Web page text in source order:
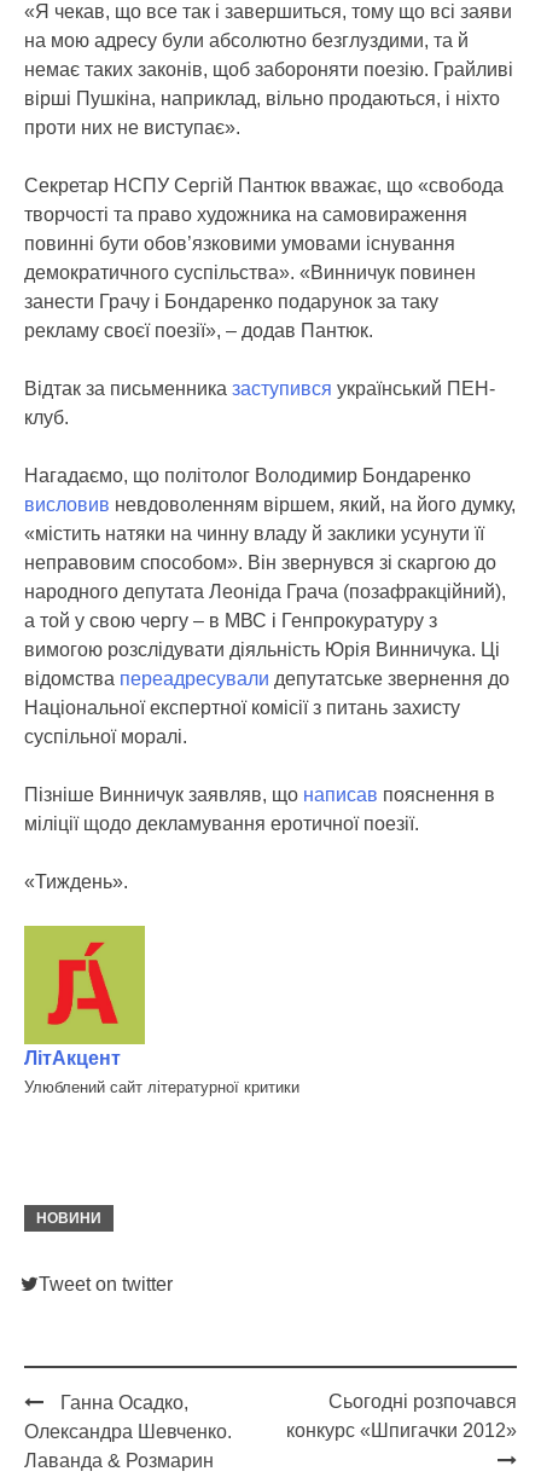
«Я чекав, що все так і завершиться, тому що всі заяви
на мою адресу були абсолютно безглуздими, та й
немає таких законів, щоб забороняти поезію. Грайливі
вірші Пушкіна, наприклад, вільно продаються, і ніхто
проти них не виступає».
Секретар НСПУ Сергій Пантюк вважає, що «свобода
творчості та право художника на самовираження
повинні бути обов’язковими умовами існування
демократичного суспільства». «Винничук повинен
занести Грачу і Бондаренко подарунок за таку
рекламу своєї поезії», – додав Пантюк.
Відтак за письменника заступився український ПЕН-
клуб.
Нагадаємо, що політолог Володимир Бондаренко
висловив невдоволенням віршем, який, на його думку,
«містить натяки на чинну владу й заклики усунути її
неправовим способом». Він звернувся зі скаргою до
народного депутата Леоніда Грача (позафракційний),
а той у свою чергу – в МВС і Генпрокуратуру з
вимогою розслідувати діяльність Юрія Винничука. Ці
відомства переадресували депутатське звернення до
Національної експертної комісії з питань захисту
суспільної моралі.
Пізніше Винничук заявляв, що написав пояснення в
міліції щодо декламування еротичної поезії.
«Тиждень».
ЛітАкцент
Улюблений сайт літературної критики
НОВИНИ
Tweet on twitter
Post
navigation
Ганна Осадко,
Олександра Шевченко.
Лаванда & Розмарин
Сьогодні розпочався
конкурс «Шпигачки 2012»